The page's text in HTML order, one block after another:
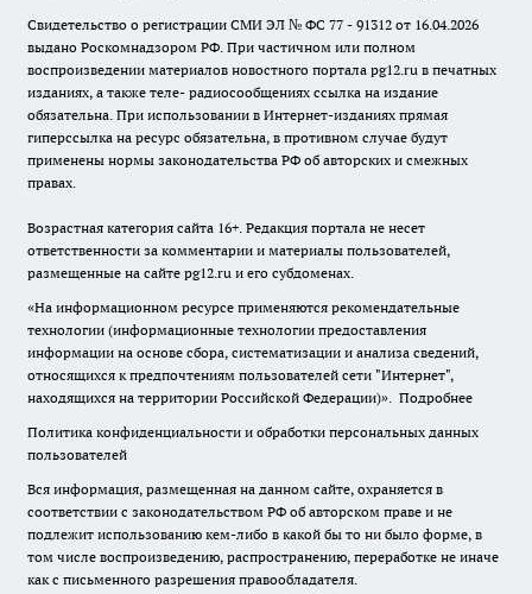
Свидетельство о регистрации СМИ ЭЛ № ФС 77 - 91312 от 16.04.2026
выдано Роскомнадзором РФ. При частичном или полном
воспроизведении материалов новостного портала pg12.ru в печатных
изданиях, а также теле- радиосообщениях ссылка на издание
обязательна. При использовании в Интернет-изданиях прямая
гиперссылка на ресурс обязательна, в противном случае будут
применены нормы законодательства РФ об авторских и смежных
правах.
Возрастная категория сайта 16+. Редакция портала не несет
ответственности за комментарии и материалы пользователей,
размещенные на сайте pg12.ru и его субдоменах.
«На информационном ресурсе применяются рекомендательные
технологии (информационные технологии предоставления
информации на основе сбора, систематизации и анализа сведений,
относящихся к предпочтениям пользователей сети "Интернет",
находящихся на территории Российской Федерации)». Подробнее
Политика конфиденциальности и обработки персональных данных
пользователей
Вся информация, размещенная на данном сайте, охраняется в
соответствии с законодательством РФ об авторском праве и не
подлежит использованию кем-либо в какой бы то ни было форме, в
том числе воспроизведению, распространению, переработке не иначе
как с письменного разрешения правообладателя.